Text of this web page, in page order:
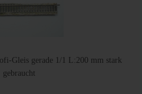
Gleis gerade 1/1 L:200 mm stark
gebraucht